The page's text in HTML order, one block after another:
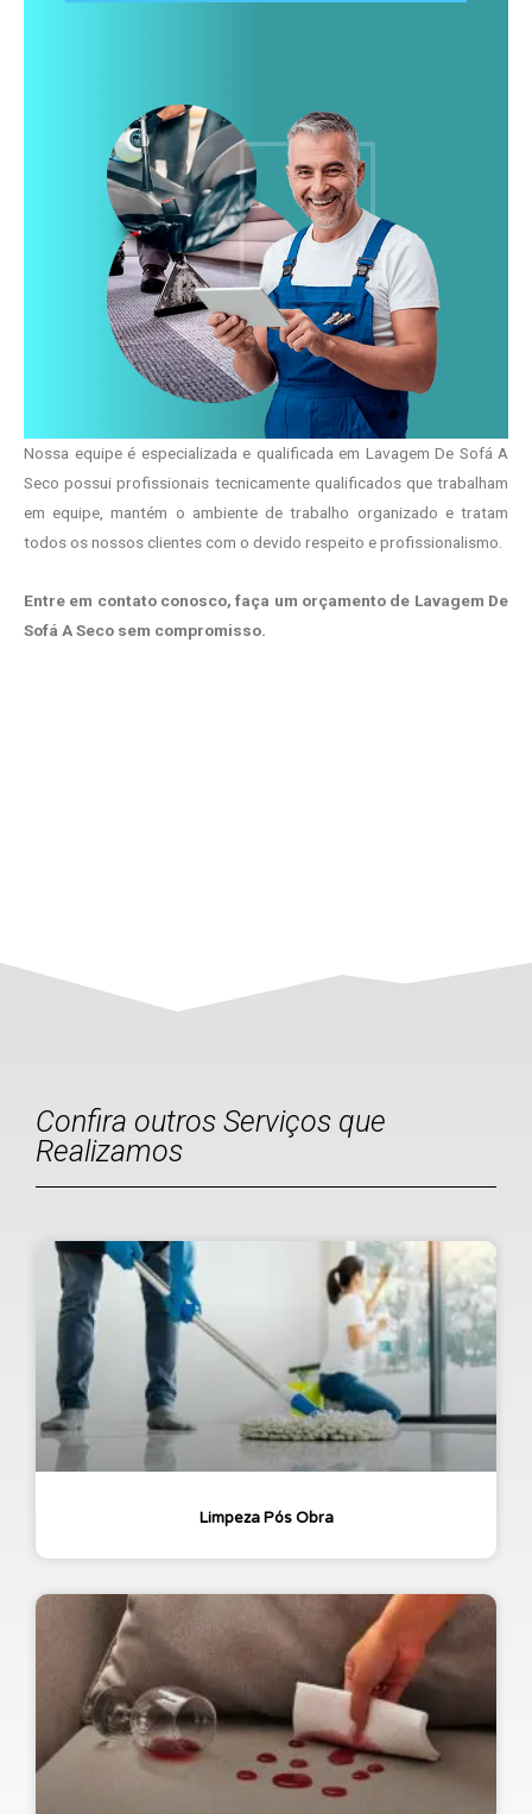
Nossa equipe é especializada e qualificada em Lavagem De Sofá A
Seco possui profissionais tecnicamente qualificados que trabalham
em equipe, mantém o ambiente de trabalho organizado e tratam
todos os nossos clientes com o devido respeito e profissionalismo.
Entre em contato conosco, faça um orçamento de Lavagem De
Sofá A Seco sem compromisso.
Confira outros Serviços que
Realizamos
Limpeza Pós Obra